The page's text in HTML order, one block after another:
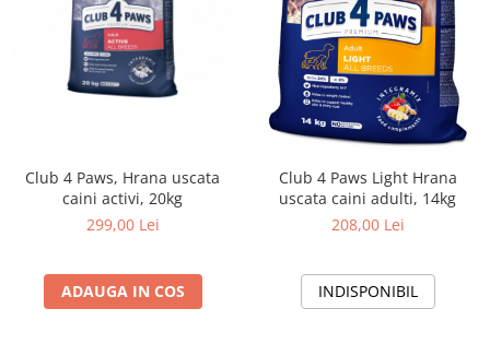
Club 4 Paws, Hrana uscata
caini activi, 20kg
299,00 Lei
ADAUGA IN COS
Club 4 Paws Light Hrana
uscata caini adulti, 14kg
208,00 Lei
INDISPONIBIL